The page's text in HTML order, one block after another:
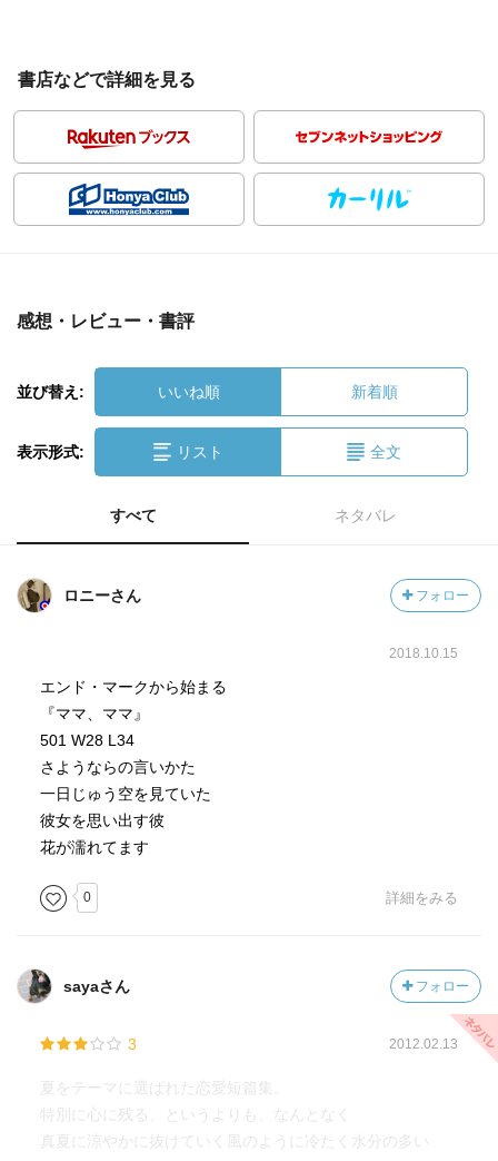
書店などで詳細を見る
感想・レビュー・書評
並び替え: いいね順 新着順
表示形式: リスト 全文
すべて ネタバレ
ロニーさん フォロー
2018.10.15
エンド・マークから始まる
『ママ、ママ』
501 W28 L34
さようならの言いかた
一日じゅう空を見ていた
彼女を思い出す彼
花が濡れてます
0 詳細をみる
sayaさん フォロー
3 2012.02.13
夏をテーマに選ばれた恋愛短篇集。
特別に心に残る、というよりも、なんとなく
真夏に涼やかに抜けていく風のように冷たく水分の多い